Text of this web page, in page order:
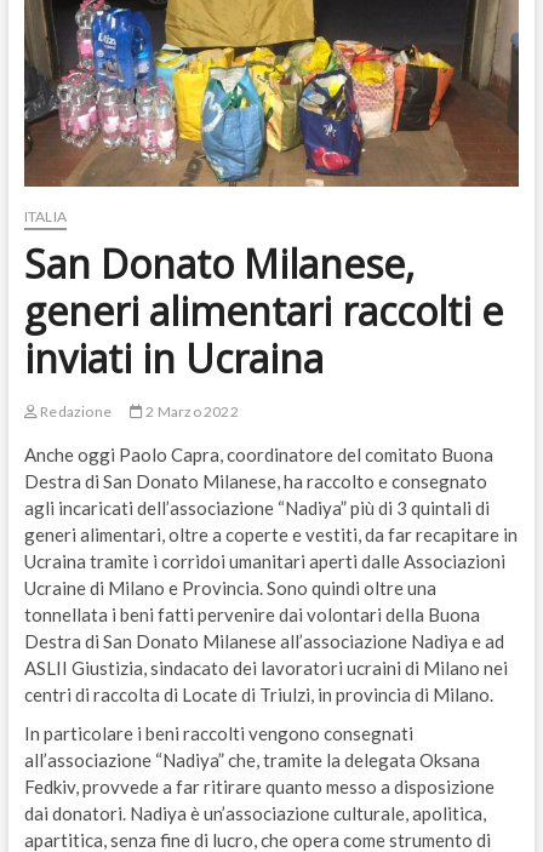
ITALIA
San Donato Milanese,
generi alimentari raccolti e
inviati in Ucraina
Redazione 2 Marzo 2022
Anche oggi Paolo Capra, coordinatore del comitato Buona
Destra di San Donato Milanese, ha raccolto e consegnato
agli incaricati dell’associazione “Nadiya” più di 3 quintali di
generi alimentari, oltre a coperte e vestiti, da far recapitare in
Ucraina tramite i corridoi umanitari aperti dalle Associazioni
Ucraine di Milano e Provincia. Sono quindi oltre una
tonnellata i beni fatti pervenire dai volontari della Buona
Destra di San Donato Milanese all’associazione Nadiya e ad
ASLII Giustizia, sindacato dei lavoratori ucraini di Milano nei
centri di raccolta di Locate di Triulzi, in provincia di Milano.
In particolare i beni raccolti vengono consegnati
all’associazione “Nadiya” che, tramite la delegata Oksana
Fedkiv, provvede a far ritirare quanto messo a disposizione
dai donatori. Nadiya è un’associazione culturale, apolitica,
apartitica, senza fine di lucro, che opera come strumento di